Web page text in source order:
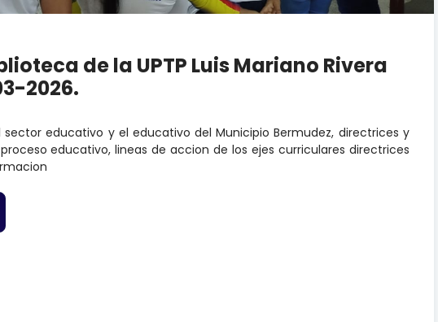
de la UPTP Luis Mariano Rivera
2026.
sector educativo y el educativo del Municipio Bermudez, directrices y
educativo, lineas de accion de los ejes curriculares directrices
la Biblioteca de la UPTP Luis Mariano Rivera Martes 03-03-2026.